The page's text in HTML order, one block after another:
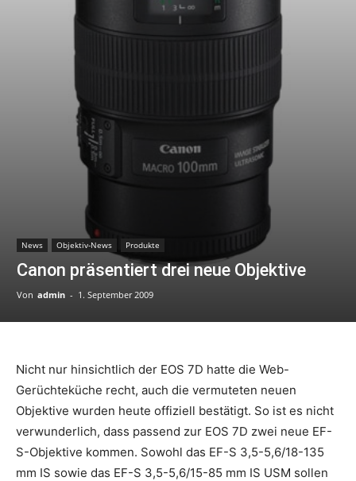
News Objektiv-News Produkte
Canon präsentiert drei neue Objektive
Von admin - 1. September 2009
Nicht nur hinsichtlich der EOS 7D hatte die Web-
Gerüchteküche recht, auch die vermuteten neuen
Objektive wurden heute offiziell bestätigt. So ist es nicht
verwunderlich, dass passend zur EOS 7D zwei neue EF-
S-Objektive kommen. Sowohl das EF-S 3,5-5,6/18-135
mm IS sowie das EF-S 3,5-5,6/15-85 mm IS USM sollen